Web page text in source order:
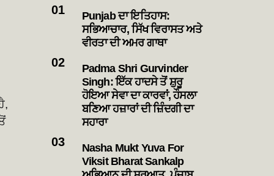
Punjab ਦਾ ਇਤਿਹਾਸ:
ਸਭਿਆਚਾਰ, ਸਿੱਖ ਵਿਰਾਸਤ ਅਤੇ
ਵੀਰਤਾ ਦੀ ਅਮਰ ਗਾਥਾ
Padma Shri Gurvinder
Singh: ਇੱਕ ਹਾਦਸੇ ਤੋਂ ਸ਼ੁਰੂ
ਹੋਇਆ ਸੇਵਾ ਦਾ ਕਾਰਵਾਂ, ਹੌਸਲਾ
ਬਣਿਆ ਹਜ਼ਾਰਾਂ ਦੀ ਜ਼ਿੰਦਗੀ ਦਾ
ਸਹਾਰਾ
Nasha Mukt Yuva For
Viksit Bharat Sankalp